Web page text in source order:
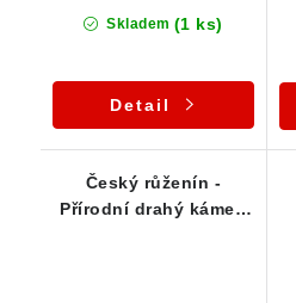
Skladem (1 ks)
Detail
Český růženín -
Přírodní drahý kámen